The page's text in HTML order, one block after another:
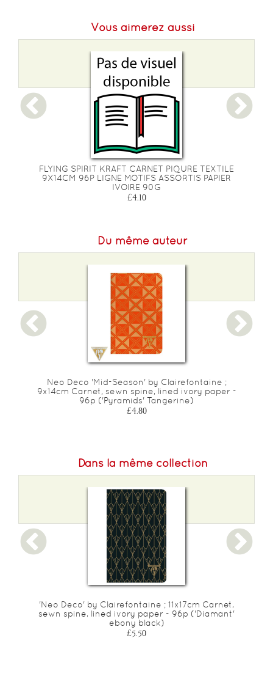
Vous aimerez aussi
FLYING SPIRIT KRAFT CARNET PIQURE TEXTILE
9X14CM 96P LIGNE MOTIFS ASSORTIS PAPIER
IVOIRE 90G
£4.10
Du même auteur
Neo Deco 'Mid-Season' by Clairefontaine ;
9x14cm Carnet, sewn spine, lined ivory paper -
96p ('Pyramids' Tangerine)
£4.80
Dans la même collection
'Neo Deco' by Clairefontaine ; 11x17cm Carnet,
sewn spine, lined ivory paper - 96p ('Diamant'
ebony black)
£5.50